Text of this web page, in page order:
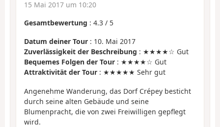
15 Mai 2017 um 10:20
Gesamtbewertung : 4.3 / 5
Datum deiner Tour : 10. Mai 2017
Zuverlässigkeit der Beschreibung : ★★★★☆ Gut
Bequemes Folgen der Tour : ★★★★☆ Gut
Attraktivität der Tour : ★★★★★ Sehr gut
Angenehme Wanderung, das Dorf Crépey besticht
durch seine alten Gebäude und seine
Blumenpracht, die von zwei Freiwilligen gepflegt
wird.